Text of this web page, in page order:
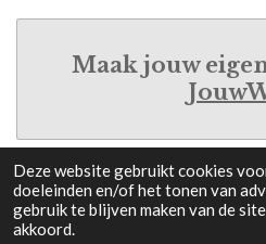
Deze website gebruikt cookies
doeleinden en/of het tonen van
gebruik te blijven maken van de
akkoord.
Maak jouw
© 2022 - 2026 Yvy's Galerie
Powered by